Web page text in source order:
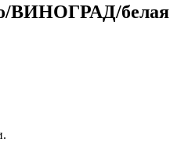
ВИНОГРАД/белая